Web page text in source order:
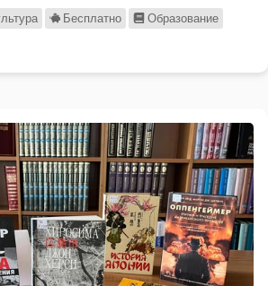
Бесплатно
Образование